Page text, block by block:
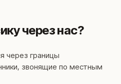
через нас?
через границы
звонящие по местным